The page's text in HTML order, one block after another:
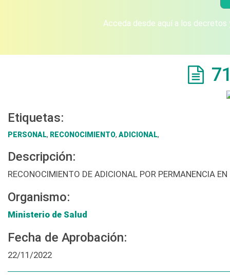
Acceda desde aquí a los
Etiquetas:
PERSONAL, RECONOCIMIENTO, ADICIONAL,
Descripción:
RECONOCIMIENTO DE ADICIONAL POR PERMANENCIA EN
Organismo:
Ministerio de Salud
Fecha de Aprobación:
22/11/2022